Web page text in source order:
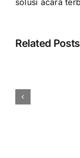
Related Posts